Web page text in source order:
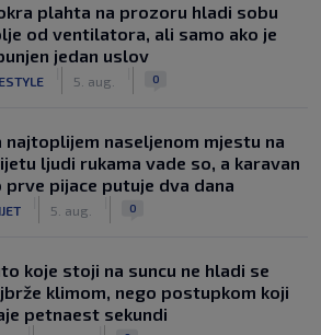
plahta na prozoru hladi sobu
od ventilatora, ali samo ako je
jedan uslov
5. aug. 0
najtoplijem naseljenom mjestu na
ljudi rukama vade so, a karavan
prve pijace putuje dva dana
5. aug. 0
koje stoji na suncu ne hladi se
klimom, nego postupkom koji
petnaest sekundi